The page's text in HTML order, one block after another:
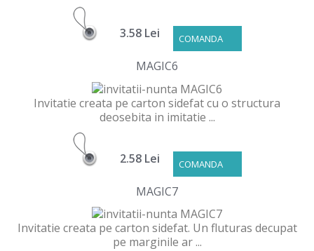
COMANDA
3.58 Lei
MAGIC6
Invitatie creata pe carton sidefat cu o structura
deosebita in imitatie ...
COMANDA
2.58 Lei
MAGIC7
Invitatie creata pe carton sidefat. Un fluturas decupat
pe marginile ar ...